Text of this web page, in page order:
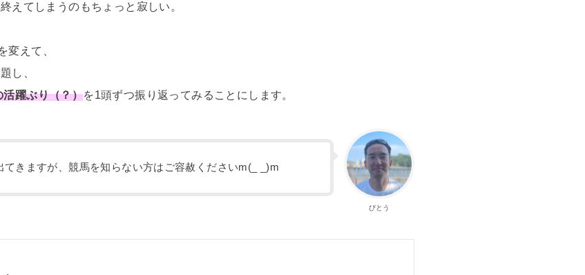
えてしまうのもちょっと寂しい。
変えて、
し、
活躍ぶり（？）を1頭ずつ振り返ってみることにします。
びとう
きますが、競馬を知らない方はご容赦くださいm(_ _)m